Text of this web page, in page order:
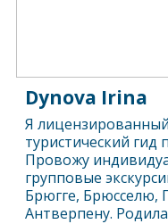
Dynova Irina
Я лицензированный
туристический гид
Провожу
групповые
Брюгге, Брюсселю,
Антверпену.